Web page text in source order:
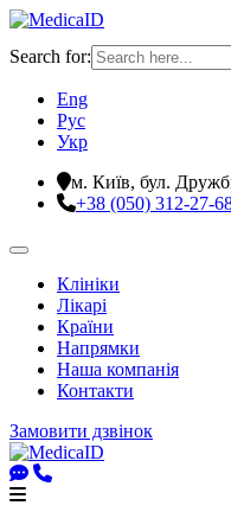
Search for:
Eng
Рус
Укр
м. Київ, бул.
+38 (050) 312-27-
Клініки
Лікарі
Країни
Напрямки
Наша компанія
Контакти
Замовити дзвінок